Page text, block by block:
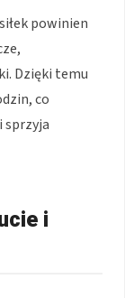
powinien
Dzięki temu
co
sprzyja
i